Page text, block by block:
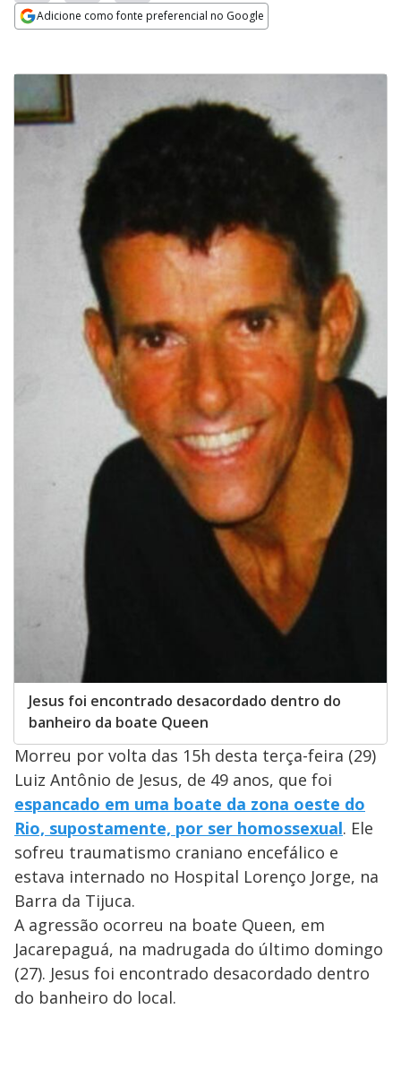
Adicione como fonte preferencial no Google
Jesus foi encontrado desacordado dentro do
banheiro da boate Queen
Morreu por volta das 15h desta terça-feira (29)
Luiz Antônio de Jesus, de 49 anos, que foi
espancado em uma boate da zona oeste do
Rio, supostamente, por ser homossexual. Ele
sofreu traumatismo craniano encefálico e
estava internado no Hospital Lorenço Jorge, na
Barra da Tijuca.
A agressão ocorreu na boate Queen, em
Jacarepaguá, na madrugada do último domingo
(27). Jesus foi encontrado desacordado dentro
do banheiro do local.